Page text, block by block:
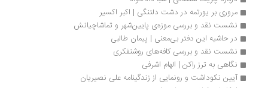
مروری بر یورتمه در دشت دلتنگی | اکبر اکسیر
نشست نقد و بررسی موزه‌ی پایین‏‌شهر و تماشاچیانش
در حاشیه این دفتر بی‌معنی | پیمان طالبی
نشست نقد و بررسی کافه‌های روشنفکری
نگاهی به ترز راکن | الهام اشرفی
آیین نکوداشت و رونمایی از زندگینامه‌ علی نصیریان